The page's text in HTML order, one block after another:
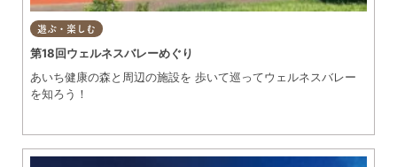
遊ぶ・楽しむ
第18回ウェルネスバレーめぐり
あいち健康の森と周辺の施設を 歩いて巡ってウェルネスバレー
を知ろう！